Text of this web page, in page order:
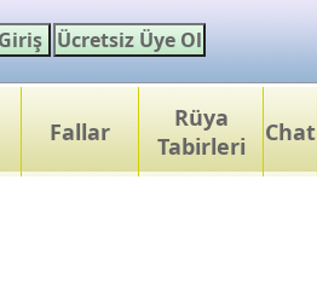
Fallar
Rüya
Tabirleri
Chat